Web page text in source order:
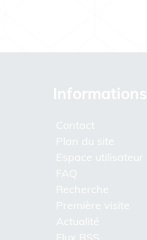
Informations
Contact
Plan du site
Espace utilisateur
FAQ
Recherche
Première visite
Actualité
Flux RSS